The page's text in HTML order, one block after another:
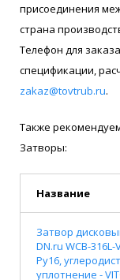
присоединения
страна
Телефон для
спецификации,
zakaz@tovtrub.ru.
Также
Затворы:
Название
Затвор
DN.ru WCB-316L-
Ру16,
уплотнение -